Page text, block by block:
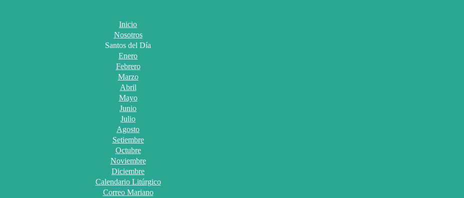
Inicio
Nosotros
Santos del Día
Enero
Febrero
Marzo
Abril
Mayo
Junio
Julio
Agosto
Setiembre
Octubre
Noviembre
Diciembre
Calendario Litúrgico
Correo Mariano